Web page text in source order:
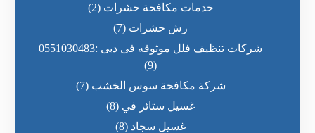
خدمات مكافحة حشرات (2)
رش حشرات (7)
شركات تنظيف فلل موثوقه فى دبى :0551030483
(9)
شركة مكافحة سوس الخشب (7)
غسيل ستائر في (8)
غسيل سجاد (8)